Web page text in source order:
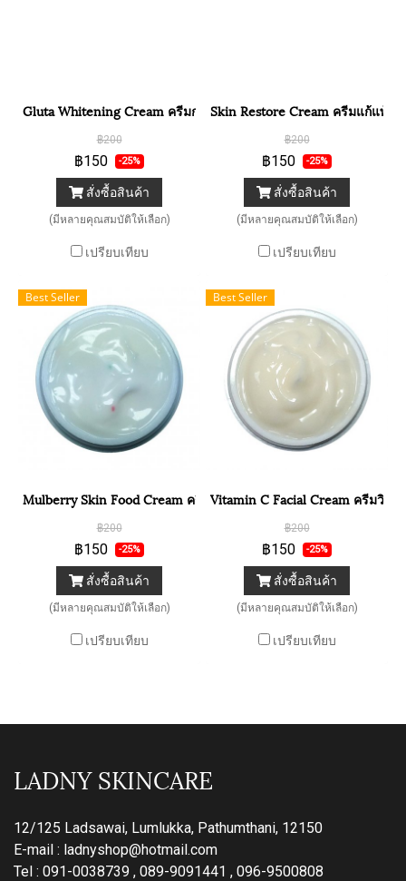
Gluta Whitening Cream ครีมกลูต้าไวท์
฿200
฿150 -25%
สั่งซื้อสินค้า
(มีหลายคุณสมบัติให้เลือก)
เปรียบเทียบ
Skin Restore Cream ครีมแก้แพ้ป
฿200
฿150 -25%
สั่งซื้อสินค้า
(มีหลายคุณสมบัติให้เลือก)
เปรียบเทียบ
Best Seller
Mulberry Skin Food Cream ครีมอาหารผิวใบหม่อน
฿200
฿150 -25%
สั่งซื้อสินค้า
(มีหลายคุณสมบัติให้เลือก)
เปรียบเทียบ
Best Seller
Vitamin C Facial Cream ครีมวิต
฿200
฿150 -25%
สั่งซื้อสินค้า
(มีหลายคุณสมบัติให้เลือก)
เปรียบเทียบ
LADNY SKINCARE
12/125 Ladsawai, Lumlukka, Pathumthani, 12150
E-mail : ladnyshop@hotmail.com
Tel : 091-0038739 , 089-9091441 , 096-9500808